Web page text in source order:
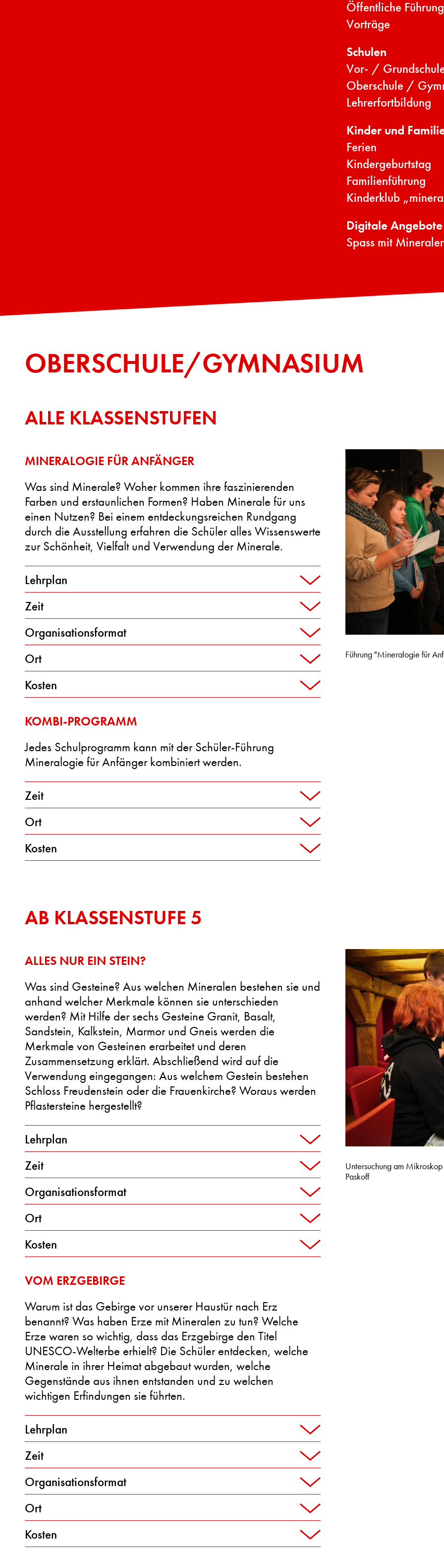
Öffentliche
Vorträge
Schulen
Vor- /
Oberschule /
Lehrerfortbildung
Kinder und
Ferien
Kindergeburtstag
Familienführung
Kinderklub
Digitale Angebote
Spass mit
OBERSCHULE/GYMNASIUM
ALLE KLASSENSTUFEN
MINERALOGIE FÜR ANFÄNGER
Was sind Minerale? Woher kommen ihre faszinierenden
Farben und erstaunlichen Formen? Haben Minerale für uns
einen Nutzen? Bei einem entdeckungsreichen Rundgang
durch die Ausstellung erfahren die Schüler alles Wissenswerte
zur Schönheit, Vielfalt und Verwendung der Minerale.
Lehrplan
Zeit
Organisationsformat
Ort
Kosten
KOMBI-PROGRAMM
Jedes Schulprogramm kann mit der Schüler-Führung
Mineralogie für Anfänger kombiniert werden.
Zeit
Ort
Kosten
Führung "Mineralogie für
AB KLASSENSTUFE 5
ALLES NUR EIN STEIN?
Was sind Gesteine? Aus welchen Mineralen bestehen sie und
anhand welcher Merkmale können sie unterschieden
werden? Mit Hilfe der sechs Gesteine Granit, Basalt,
Sandstein, Kalkstein, Marmor und Gneis werden die
Merkmale von Gesteinen erarbeitet und deren
Zusammensetzung erklärt. Abschließend wird auf die
Verwendung eingegangen: Aus welchem Gestein bestehen
Schloss Freudenstein oder die Frauenkirche? Woraus werden
Pflastersteine hergestellt?
Lehrplan
Zeit
Organisationsformat
Ort
Kosten
VOM ERZGEBIRGE
Warum ist das Gebirge vor unserer Haustür nach Erz
benannt? Was haben Erze mit Mineralen zu tun? Welche
Erze waren so wichtig, dass das Erzgebirge den Titel
UNESCO-Welterbe erhielt? Die Schüler entdecken, welche
Minerale in ihrer Heimat abgebaut wurden, welche
Gegenstände aus ihnen entstanden und zu welchen
wichtigen Erfindungen sie führten.
Lehrplan
Zeit
Organisationsformat
Ort
Kosten
Untersuchung am
Paskoff